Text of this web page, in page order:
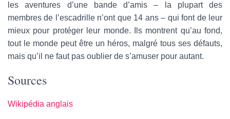
les aventures d’une bande d’amis – la plupart des
membres de l’escadrille n’ont que 14 ans – qui font de leur
mieux pour protéger leur monde. Ils montrent qu’au fond,
tout le monde peut être un héros, malgré tous ses défauts,
mais qu’il ne faut pas oublier de s’amuser pour autant.
Sources
Wikipédia anglais